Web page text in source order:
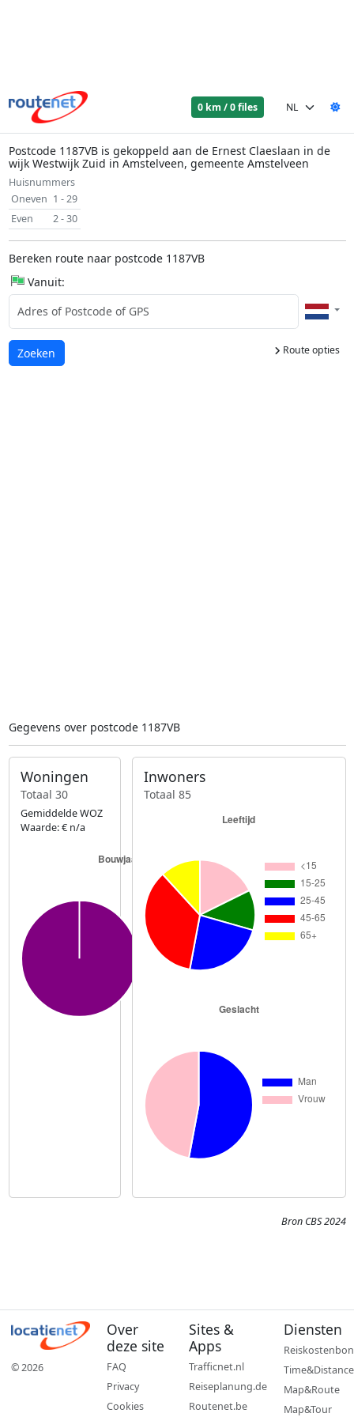
0 km / 0 files
Postcode 1187VB is gekoppeld aan de Ernest Claeslaan in de
wijk Westwijk Zuid in Amstelveen, gemeente Amstelveen
Huisnummers
Oneven 1 - 29
Even
2 - 30
Bereken route naar postcode 1187VB
Vanuit:
Route opties
Laden...
Zoeken
Gegevens over postcode 1187VB
Woningen
Totaal 30
Gemiddelde WOZ
Waarde: € n/a
Inwoners
Totaal 85
Bron CBS 2024
© 2026
Over
deze site
FAQ
Privacy
Cookies
Sites &
Apps
Trafficnet.nl
Reiseplanung.de
Routenet.be
Diensten
Reiskostenbon
Time&Distance
Map&Route
Map&Tour